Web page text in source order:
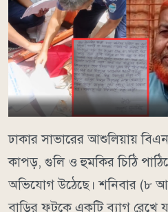
ঢাকার সাভারের আশুলিয়ায়
কাপড়, গুলি ও হুমকির চিঠি
অভিযোগ উঠেছে। শনিবার (৮
বাড়ির ফটকে একটি ব্যাগ রেখে